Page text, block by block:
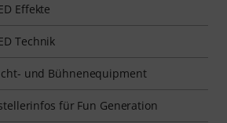
Effekte
Technik
und Bühnenequipment
für Fun Generation